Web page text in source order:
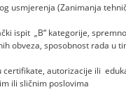
usmjerenja (Zanimanja
ispit „B“ kategorije,
obveza, sposobnost rada u
certifikate, autorizacije ili
ili sličnim poslovima